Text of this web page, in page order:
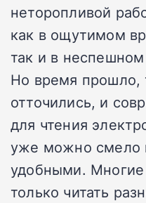
неторопливой
как в ощутимом
так и в
Но время прошло,
отточились, и
для чтения
уже можно смело
удобными. Многие
только читать